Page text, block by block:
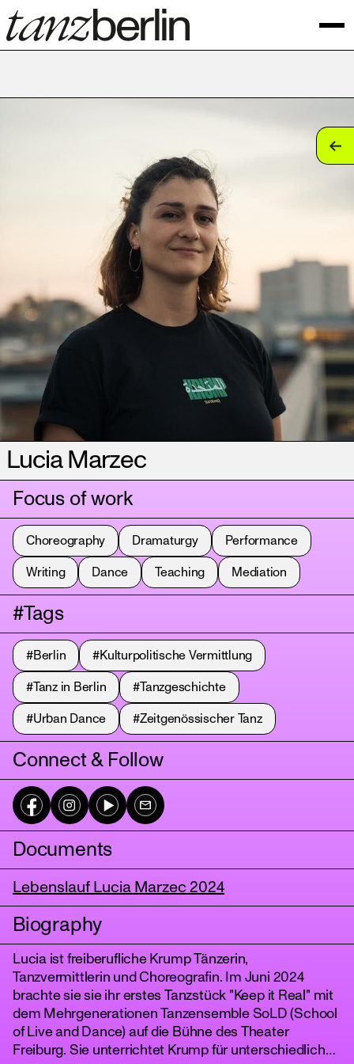
Lucia Marzec
Focus of work
Choreography Dramaturgy Performance
Writing Dance Teaching Mediation
#Tags
#Berlin #Kulturpolitische Vermittlung
#Tanz in Berlin #Tanzgeschichte
#Urban Dance #Zeitgenössischer Tanz
Connect & Follow
Documents
Lebenslauf Lucia Marzec 2024
Biography
Lucia ist freiberufliche Krump Tänzerin,
Tanzvermittlerin und Choreografin. Im Juni 2024
brachte sie sie ihr erstes Tanzstück "Keep it Real" mit
dem Mehrgenerationen Tanzensemble SoLD (School
of Live and Dance) auf die Bühne des Theater
Freiburg. Sie unterrichtet Krump für unterschiedliche
tanz